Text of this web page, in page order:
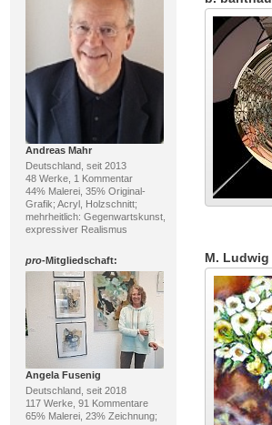
Andreas Mahr
Deutschland, seit 2013
48 Werke, 1 Kommentar
44% Malerei, 35% Original-
Grafik; Acryl, Holzschnitt;
mehrheitlich: Gegenwartskunst,
expressiver Realismus
pro-Mitgliedschaft:
Angela Fusenig
Deutschland, seit 2018
117 Werke, 91 Kommentare
65% Malerei, 23% Zeichnung;
M. Ludwig